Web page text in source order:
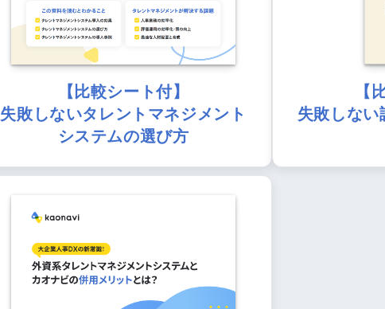
【比較シート付】
失敗しないタレントマネジメント
システムの選び方
【
失敗しない